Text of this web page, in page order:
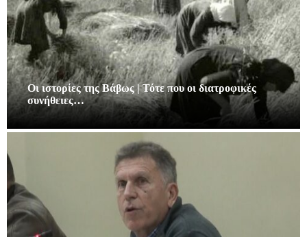
Οι ιστορίες της Βάβως | Τότε που οι διατροφικές
συνήθειες…